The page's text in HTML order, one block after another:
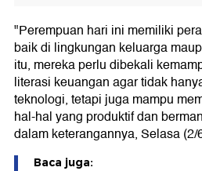
"Perempuan hari ini memiliki
baik di lingkungan keluarga
itu, mereka perlu dibekali
literasi keuangan agar tidak
teknologi, tetapi juga mampu
hal-hal yang produktif dan
dalam keterangannya, Selasa (2/
Baca juga: